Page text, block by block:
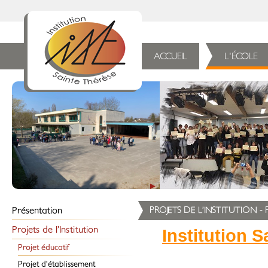
ACCUEIL L'ÉCOLE
Présentation
Historique
Présentation de l’Institution
Organigramme
Projets de l’Institution
Projet éducatif
Projet d’établissement
PROJETS DE L’INSTITUTION -
Institution